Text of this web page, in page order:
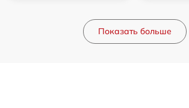
Показать больше